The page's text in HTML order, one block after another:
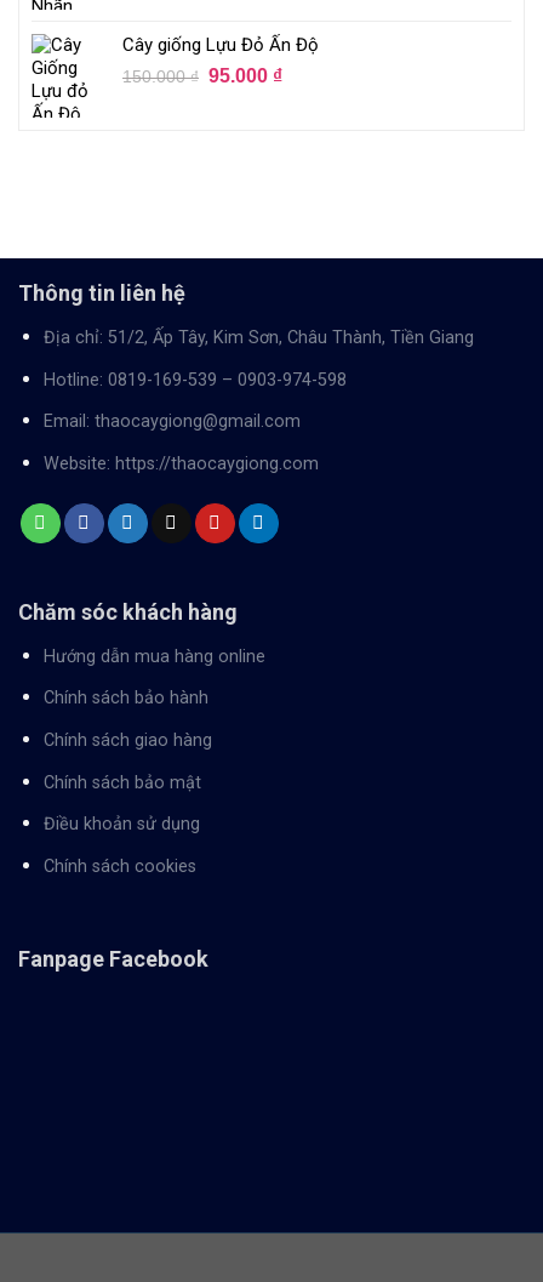
Cây giống Lựu Đỏ Ấn Độ
150.000₫ 95.000 ₫
Thông tin liên hệ
Địa chỉ: 51/2, Ấp Tây, Kim Sơn, Châu Thành, Tiền Giang
Hotline: 0819-169-539 – 0903-974-598
Email: thaocaygiong@gmail.com
Website: https://thaocaygiong.com
Chăm sóc khách hàng
Hướng dẫn mua hàng online
Chính sách bảo hành
Chính sách giao hàng
Chính sách bảo mật
Điều khoản sử dụng
Chính sách cookies
Fanpage Facebook